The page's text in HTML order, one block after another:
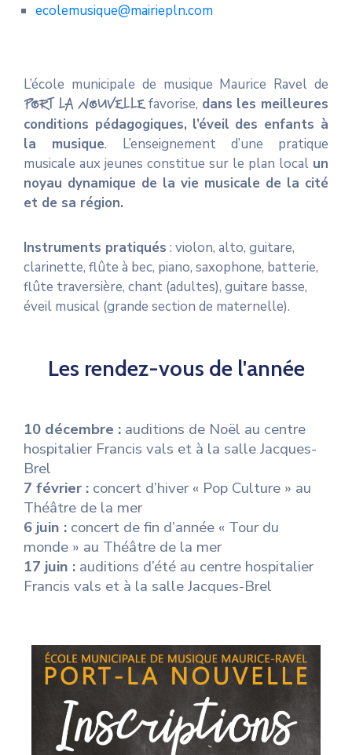
ecolemusique@mairiepln.com
L’école municipale de musique Maurice Ravel de
Port La Nouvellefavorise, dans les meilleures
conditions pédagogiques, l’éveil des enfants à
la musique. L’enseignement d’une pratique
musicale aux jeunes constitue sur le plan local un
noyau dynamique de la vie musicale de la cité
et de sa région.
Instruments pratiqués : violon, alto, guitare,
clarinette, flûte à bec, piano, saxophone, batterie,
flûte traversière, chant (adultes), guitare basse,
éveil musical (grande section de maternelle).
Les rendez-vous de l'année
10 décembre : auditions de Noël au centre
hospitalier Francis vals et à la salle Jacques-
Brel
7 février : concert d’hiver « Pop Culture » au
Théâtre de la mer
6 juin : concert de fin d’année « Tour du
monde » au Théâtre de la mer
17 juin : auditions d’été au centre hospitalier
Francis vals et à la salle Jacques-Brel